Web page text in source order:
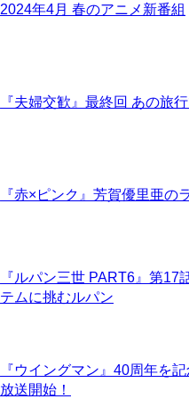
2024年4月 春のアニメ新番組
『夫婦交歓』最終回 あの旅
『赤×ピンク』芳賀優里亜の
『ルパン三世 PART6』第
テムに挑むルパン
『ウイングマン』40周年を
放送開始！